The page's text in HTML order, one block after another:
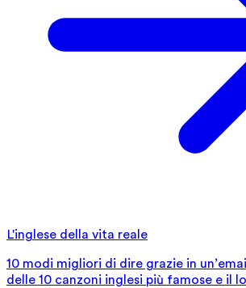
L'inglese della vita reale
10 modi migliori di dire grazie in
delle 10 canzoni inglesi più famose e il